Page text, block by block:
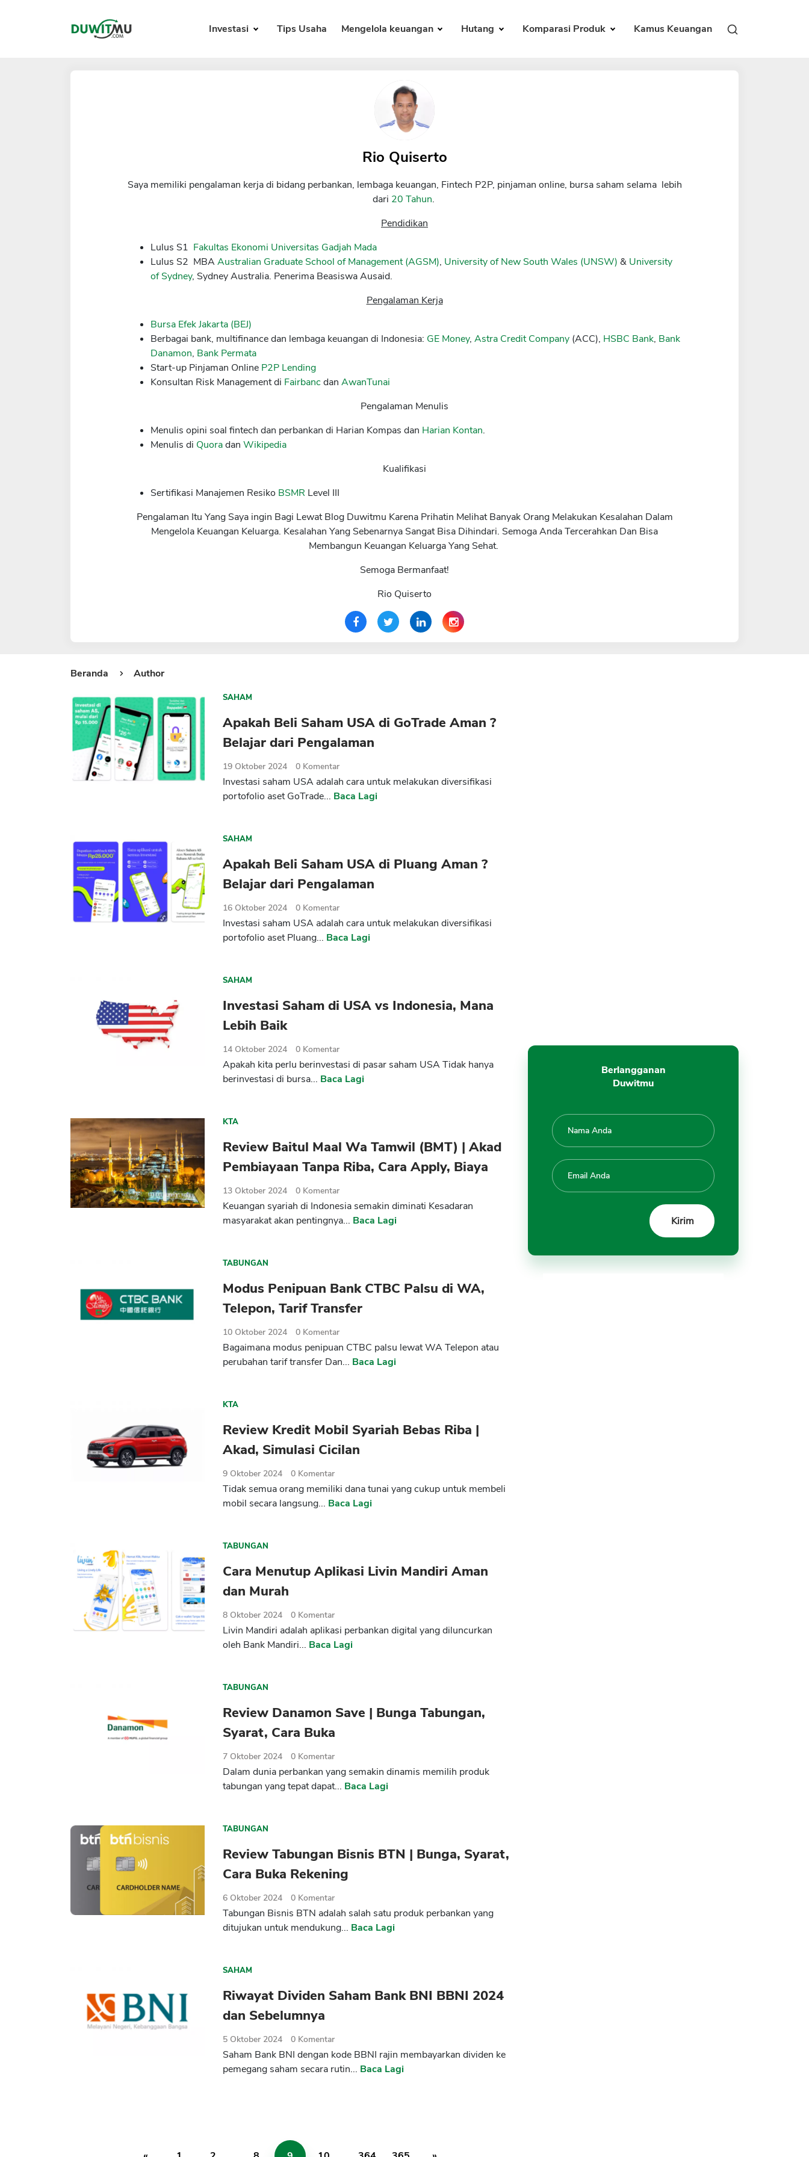
Investasi Tips Usaha Mengelola keuangan Hutang Komparasi Produk Kamus Keuangan
Rio Quiserto
Saya memiliki pengalaman kerja di bidang perbankan, lembaga keuangan, Fintech P2P, pinjaman online, bursa saham selama lebih
dari 20 Tahun.
Pendidikan
Lulus S1 Fakultas Ekonomi Universitas Gadjah Mada
Lulus S2 MBAAustralian Graduate School of Management (AGSM), University of New South Wales (UNSW) & University
of Sydney, Sydney Australia. Penerima Beasiswa Ausaid.
Pengalaman Kerja
Bursa Efek Jakarta (BEJ)
Berbagai bank, multifinance dan lembaga keuangan di Indonesia: GE Money, Astra Credit Company(ACC), HSBC Bank, Bank
Danamon, Bank Permata
Start-up Pinjaman Online P2P Lending
Konsultan Risk Management di Fairbancdan AwanTunai
Pengalaman Menulis
Menulis opini soal fintech dan perbankan di Harian Kompas dan Harian Kontan.
Menulis di Quoradan Wikipedia
Kualifikasi
Sertifikasi Manajemen Resiko BSMR Level III
Pengalaman Itu Yang Saya ingin Bagi Lewat Blog Duwitmu Karena Prihatin Melihat Banyak Orang Melakukan Kesalahan Dalam
Mengelola Keuangan Keluarga. Kesalahan Yang Sebenarnya Sangat Bisa Dihindari. Semoga Anda Tercerahkan Dan Bisa
Membangun Keuangan Keluarga Yang Sehat.
Semoga Bermanfaat!
Rio Quiserto
Beranda Author
SAHAM
Apakah Beli Saham USA di GoTrade Aman ?
Belajar dari Pengalaman
19 Oktober 2024 0 Komentar
Investasi saham USA adalah cara untuk melakukan diversifikasi
portofolio aset GoTrade... Baca Lagi
SAHAM
Apakah Beli Saham USA di Pluang Aman ?
Belajar dari Pengalaman
16 Oktober 2024 0 Komentar
Investasi saham USA adalah cara untuk melakukan diversifikasi
portofolio aset Pluang... Baca Lagi
SAHAM
Investasi Saham di USA vs Indonesia, Mana
Lebih Baik
14 Oktober 2024 0 Komentar
Apakah kita perlu berinvestasi di pasar saham USA Tidak hanya
berinvestasi di bursa... Baca Lagi
KTA
Review Baitul Maal Wa Tamwil (BMT) | Akad
Pembiayaan Tanpa Riba, Cara Apply, Biaya
13 Oktober 2024 0 Komentar
Keuangan syariah di Indonesia semakin diminati Kesadaran
masyarakat akan pentingnya... Baca Lagi
TABUNGAN
Modus Penipuan Bank CTBC Palsu di WA,
Telepon, Tarif Transfer
10 Oktober 2024 0 Komentar
Bagaimana modus penipuan CTBC palsu lewat WA Telepon atau
perubahan tarif transfer Dan... Baca Lagi
KTA
Review Kredit Mobil Syariah Bebas Riba |
Akad, Simulasi Cicilan
9 Oktober 2024 0 Komentar
Tidak semua orang memiliki dana tunai yang cukup untuk membeli
mobil secara langsung... Baca Lagi
TABUNGAN
Cara Menutup Aplikasi Livin Mandiri Aman
dan Murah
8 Oktober 2024 0 Komentar
Livin Mandiri adalah aplikasi perbankan digital yang diluncurkan
oleh Bank Mandiri... Baca Lagi
TABUNGAN
Review Danamon Save | Bunga Tabungan,
Syarat, Cara Buka
7 Oktober 2024 0 Komentar
Dalam dunia perbankan yang semakin dinamis memilih produk
tabungan yang tepat dapat... Baca Lagi
TABUNGAN
Review Tabungan Bisnis BTN | Bunga, Syarat,
Cara Buka Rekening
6 Oktober 2024 0 Komentar
Tabungan Bisnis BTN adalah salah satu produk perbankan yang
ditujukan untuk mendukung... Baca Lagi
SAHAM
Riwayat Dividen Saham Bank BNI BBNI 2024
dan Sebelumnya
5 Oktober 2024 0 Komentar
Saham Bank BNI dengan kode BBNI rajin membayarkan dividen ke
pemegang saham secara rutin... Baca Lagi
Berlangganan
Duwitmu